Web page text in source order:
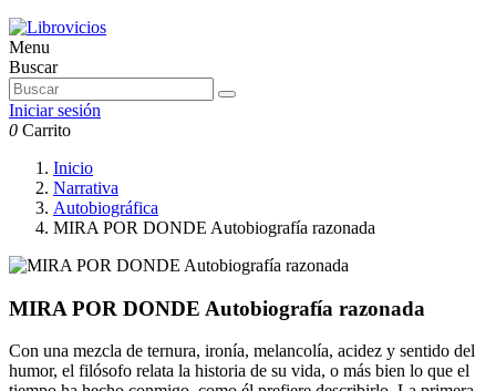
Menu
Buscar
Iniciar sesión
0 Carrito
Inicio
Narrativa
Autobiográfica
MIRA POR DONDE Autobiografía razonada
MIRA POR DONDE Autobiografía razonada
Con una mezcla de ternura, ironía, melancolía, acidez y sentido del
humor, el filósofo relata la historia de su vida, o más bien lo que el